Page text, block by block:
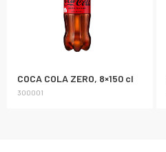
COCA COLA ZERO, 8×150 cl
300001